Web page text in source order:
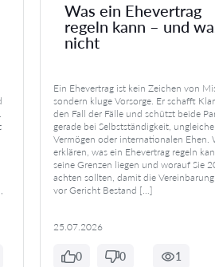
Was ein Ehevertrag
regeln kann – und
nicht
Ein Ehevertrag ist kein Zeichen von
sondern kluge Vorsorge. Er schafft
den Fall der Fälle und schützt beide
gerade bei Selbstständigkeit,
Vermögen oder internationalen Ehen.
erklären, was ein Ehevertrag regeln
seine Grenzen liegen und worauf Sie
achten sollten, damit die
vor Gericht Bestand […]
25.07.2026
0 0 1